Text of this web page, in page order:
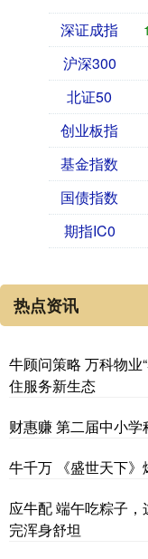
深证成指
沪深300
北证50
创业板指
基金指数
国债指数
期指IC0
热点资讯
牛顾问策略 万科物业
住服务新生态
财惠赚 第二届中小
牛千万 《盛世天下
应牛配 端午吃粽子
完浑身舒坦